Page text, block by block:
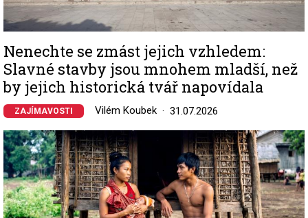
Nenechte se zmást jejich vzhledem:
Slavné stavby jsou mnohem mladší, než
by jejich historická tvář napovídala
ZAJÍMAVOSTI Vilém Koubek 31.07.2026
Image